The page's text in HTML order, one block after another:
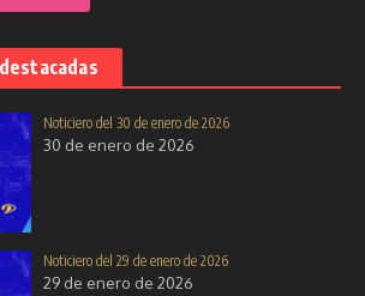
Noticiero del 30 de enero de 2026
30 de enero de 2026
Noticiero del 29 de enero de 2026
29 de enero de 2026